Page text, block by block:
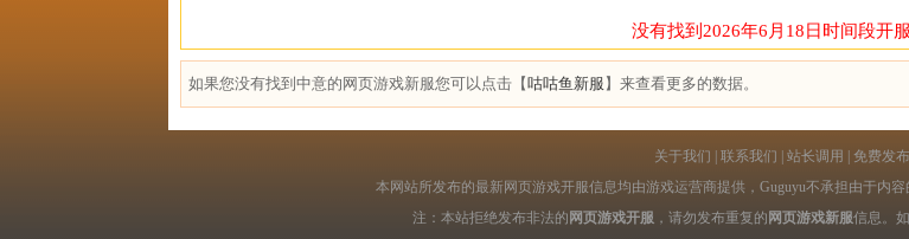
没有找到2026年6月18日时间段开
如果您没有找到中意的网页游戏新服您可以点击【咕咕鱼新服 】来查看更多的数据。
关于我们 联系我们 站长调用
免费发
本网站所发布的最新网页游戏开服信息均由游戏运营商提供，Guguyu不承担由于内
注：本站拒绝发布非法的 网页游戏开服 ，请勿发布重复的 网页游戏新服信息。